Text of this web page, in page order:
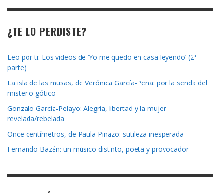
¿TE LO PERDISTE?
Leo por ti: Los vídeos de ‘Yo me quedo en casa leyendo’ (2ª
parte)
La isla de las musas, de Verónica García-Peña: por la senda del
misterio gótico
Gonzalo García-Pelayo: Alegría, libertad y la mujer
revelada/rebelada
Once centímetros, de Paula Pinazo: sutileza inesperada
Fernando Bazán: un músico distinto, poeta y provocador